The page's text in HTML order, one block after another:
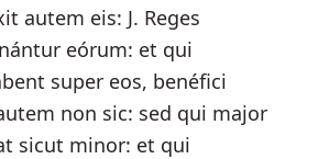
autem eis: J. Reges
eórum: et qui
super eos, benéfici
non sic: sed qui major
sicut minor: et qui